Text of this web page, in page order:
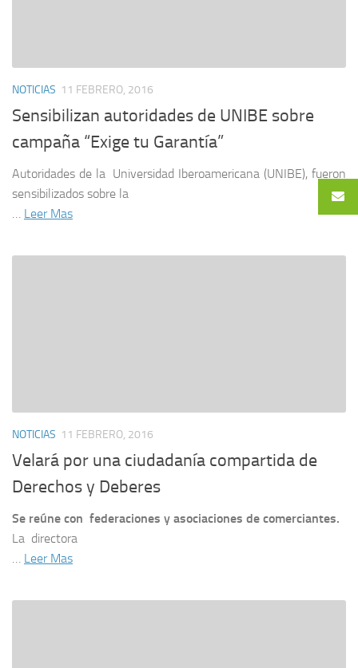
NOTICIAS 11 FEBRERO, 2016
Sensibilizan autoridades de UNIBE sobre
campaña “Exige tu Garantía”
Autoridades de la Universidad Iberoamericana (UNIBE), fueron
sensibilizados sobre la
… Leer Mas
NOTICIAS 11 FEBRERO, 2016
Velará por una ciudadanía compartida de
Derechos y Deberes
Se reúne con federaciones y asociaciones de comerciantes.
La directora
… Leer Mas